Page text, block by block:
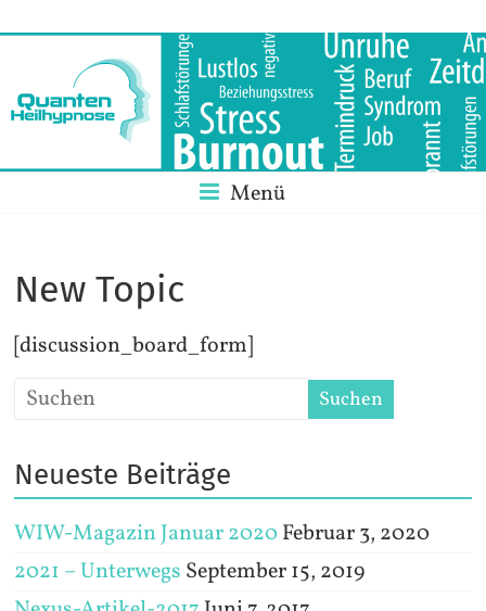
to
QHHT+SRT-
Menü
New Topic
[discussion_board_form]
Neueste Beiträge
WIW-Magazin Januar 2020Februar 3, 2020
2021 – Unterwegs September 15, 2019